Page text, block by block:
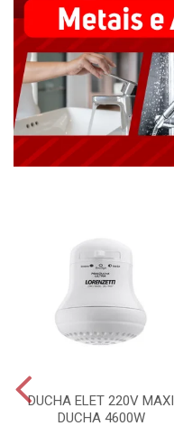
DUCHA ELET 220V MAXI
DUCHA 4600W